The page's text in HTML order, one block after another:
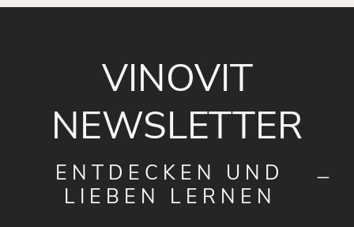
VINOVIT
NEWSLETTER
ENTDECKEN UND
LIEBEN LERNEN